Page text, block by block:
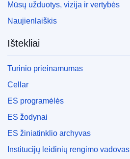
Mūsų užduotys, vizija ir vertybės
Naujienlaiškis
Ištekliai
Turinio prieinamumas
Cellar
ES programėlės
ES žodynai
ES žiniatinklio archyvas
Institucijų leidinių rengimo vadovas